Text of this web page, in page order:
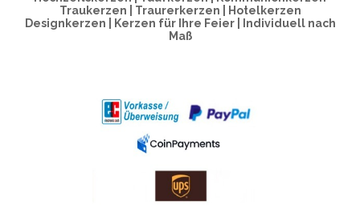
Traukerzen | Traurerkerzen | Hotelkerzen
Designkerzen | Kerzen für Ihre Feier | Individuell nach
Maß